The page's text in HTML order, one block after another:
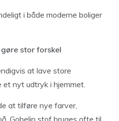
i både moderne boliger
stor forskel
at lave store
nyt udtryk i hjemmet.
at tilføre nye farver,
Gobelin stof bruges ofte til